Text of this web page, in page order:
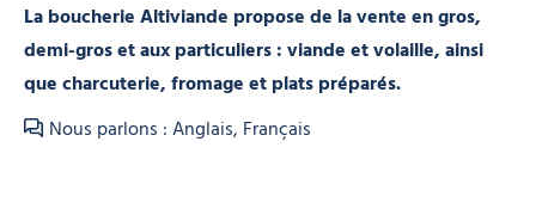
La boucherie Altiviande propose de la vente en gros,
demi-gros et aux particuliers : viande et volaille, ainsi
que charcuterie, fromage et plats préparés.
Nous parlons : Anglais, Français